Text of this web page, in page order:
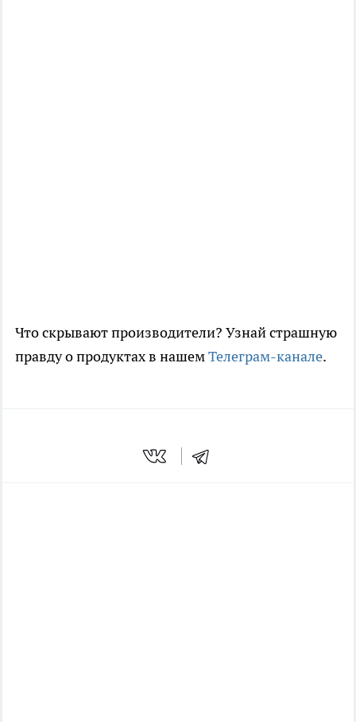
Что скрывают производители? Узнай страшную
правду о продуктах в нашемТелеграм-канале.